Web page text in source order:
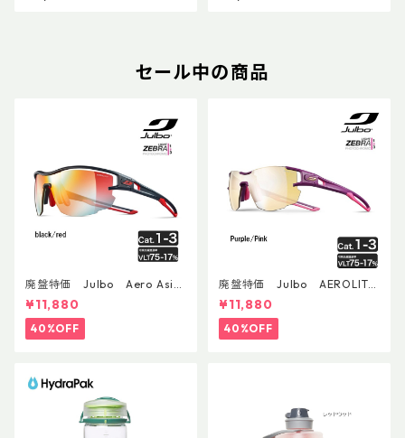
セール中の商品
廃盤特価 Julbo Aero Asia
nFit
¥11,880
40%OFF
廃盤特価 Julbo AEROLITE
AsianFit
¥11,880
40%OFF